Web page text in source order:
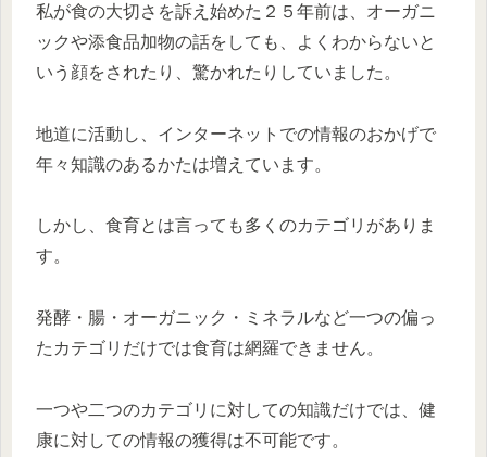
私が食の大切さを訴え始めた２５年前は、オーガニ
ックや添食品加物の話をしても、よくわからないと
いう顔をされたり、驚かれたりしていました。
地道に活動し、インターネットでの情報のおかげで
年々知識のあるかたは増えています。
しかし、食育とは言っても多くのカテゴリがありま
す。
発酵・腸・オーガニック・ミネラルなど一つの偏っ
たカテゴリだけでは食育は網羅できません。
一つや二つのカテゴリに対しての知識だけでは、健
康に対しての情報の獲得は不可能です。